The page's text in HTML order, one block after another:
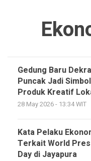
Gedung Baru
Puncak Jadi
Produk Kreatif
28 May 2026 - 13:34 WIT
Kata Pelaku
Terkait World
Day di Jayapura